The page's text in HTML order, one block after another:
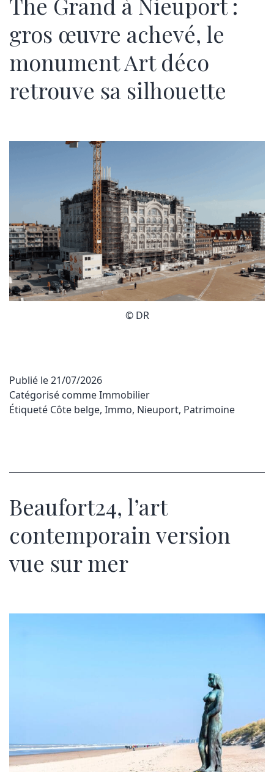
gros œuvre achevé, le
monument Art déco
retrouve sa silhouette
© DR
Publié le21/07/2026
Catégorisé commeImmobilier
Étiqueté Côte belge, Immo, Nieuport, Patrimoine
Beaufort24, l’art
contemporain version
vue sur mer